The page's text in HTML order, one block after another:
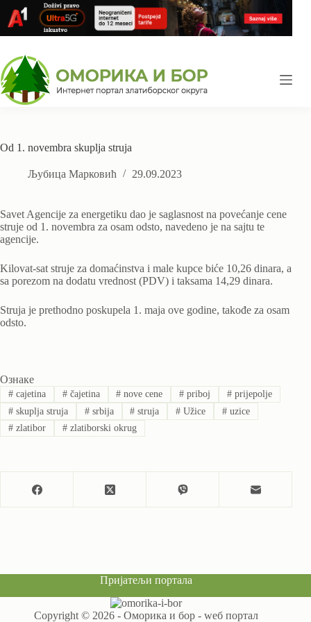
content
Od 1. novembra skuplja struja
Љубица Марковић 29.09.2023
Savet Agencije za energetiku dao je saglasnost na povećanje cene
struje od 1. novembra za osam odsto, navedeno je na sajtu te
agencije.
Kilovat-sat struje za domaćinstva i male kupce biće 10,26 dinara, a
sa porezom na dodatu vrednost (PDV) i taksama 14,29 dinara.
Struja je prethodno poskupela 1. maja ove godine, takođe za osam
odsto.
Ознаке
#cajetina #čajetina # nove cene # priboj # prijepolje
#skuplja struja #srbija # struja # Užice # uzice
#zlatibor #zlatiborski okrug
Пријатељи портала
Copyright © 2026 - Оморика и бор - wеб портал